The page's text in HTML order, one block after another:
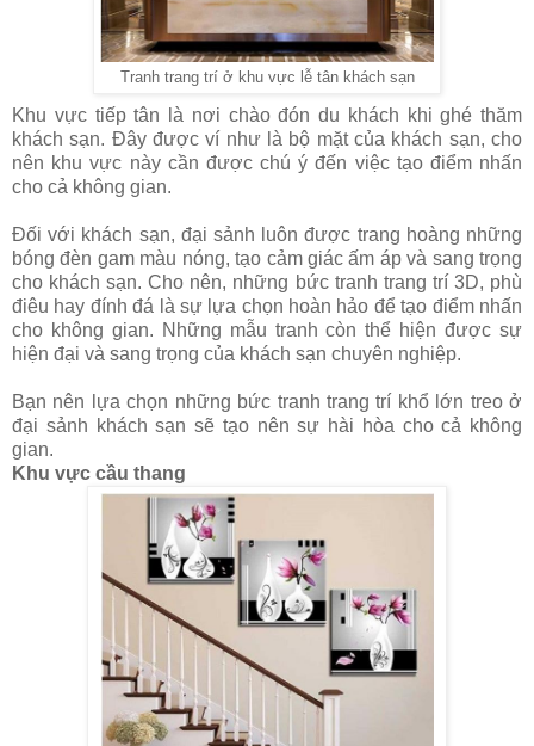
Tranh trang trí ở khu vực lễ tân khách sạn
Khu vực tiếp tân là nơi chào đón du khách khi ghé thăm
khách sạn. Đây được ví như là bộ mặt của khách sạn, cho
nên khu vực này cần được chú ý đến việc tạo điểm nhấn
cho cả không gian.
Đối với khách sạn, đại sảnh luôn được trang hoàng những
bóng đèn gam màu nóng, tạo cảm giác ấm áp và sang trọng
cho khách sạn. Cho nên, những bức tranh trang trí 3D, phù
điêu hay đính đá là sự lựa chọn hoàn hảo để tạo điểm nhấn
cho không gian. Những mẫu tranh còn thể hiện được sự
hiện đại và sang trọng của khách sạn chuyên nghiệp.
Bạn nên lựa chọn những bức tranh trang trí khổ lớn treo ở
đại sảnh khách sạn sẽ tạo nên sự hài hòa cho cả không
gian.
Khu vực cầu thang